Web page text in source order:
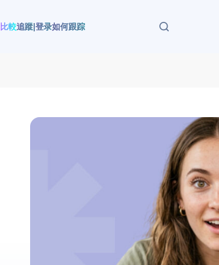
比較追蹤|登录如何跟踪